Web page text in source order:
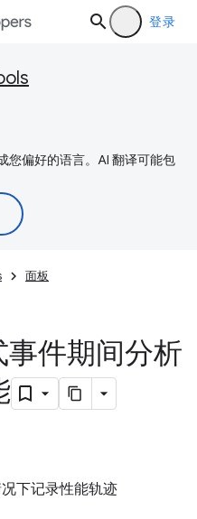
登录
您偏好的语言。AI 翻译可能包
面板
件期间分析
下记录性能轨迹